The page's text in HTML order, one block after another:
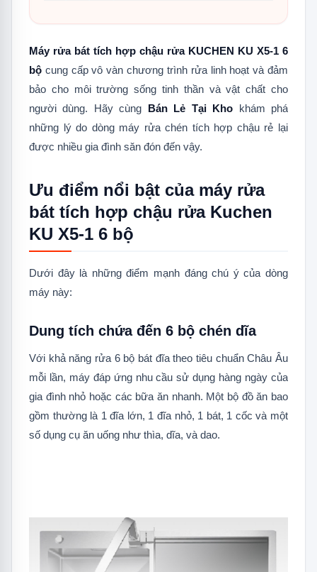
1.2 Màn hình điều khiển thân thiện
1.3 4 chương trình rửa hiện đại
1.4 Diệt khuẩn hiệu quả
Máy rửa bát tích hợp chậu rửa KUCHEN KU X5-1 6
bộ cung cấp vô vàn chương trình rửa linh hoạt và đảm
bảo cho môi trường sống tinh thần và vật chất cho
người dùng. Hãy cùng Bán Lẻ Tại Kho khám phá
những lý do dòng máy rửa chén tích hợp chậu rẻ lại
được nhiều gia đình săn đón đến vậy.
Ưu điểm nổi bật của máy rửa
bát tích hợp chậu rửa Kuchen
KU X5-1 6 bộ
Dưới đây là những điểm mạnh đáng chú ý của dòng
máy này:
Dung tích chứa đến 6 bộ chén dĩa
Với khả năng rửa 6 bộ bát đĩa theo tiêu chuẩn Châu Âu
mỗi lần, máy đáp ứng nhu cầu sử dụng hàng ngày của
gia đình nhỏ hoặc các bữa ăn nhanh. Một bộ đồ ăn bao
gồm thường là 1 đĩa lớn, 1 đĩa nhỏ, 1 bát, 1 cốc và một
số dụng cụ ăn uống như thìa, dĩa, và dao.